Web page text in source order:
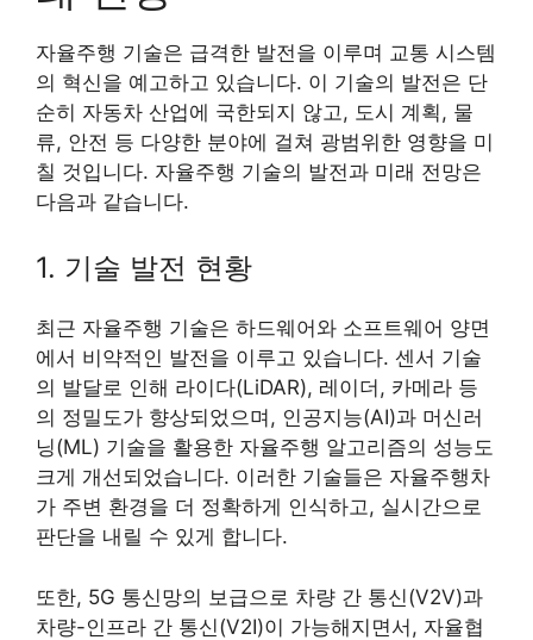
자율주행 기술은 급격한 발전을 이루며 교통 시스템
의 혁신을 예고하고 있습니다. 이 기술의 발전은 단
순히 자동차 산업에 국한되지 않고, 도시 계획, 물
류, 안전 등 다양한 분야에 걸쳐 광범위한 영향을 미
칠 것입니다. 자율주행 기술의 발전과 미래 전망은
다음과 같습니다.
1. 기술 발전 현황
최근 자율주행 기술은 하드웨어와 소프트웨어 양면
에서 비약적인 발전을 이루고 있습니다. 센서 기술
의 발달로 인해 라이다(LiDAR), 레이더, 카메라 등
의 정밀도가 향상되었으며, 인공지능(AI)과 머신러
닝(ML) 기술을 활용한 자율주행 알고리즘의 성능도
크게 개선되었습니다. 이러한 기술들은 자율주행차
가 주변 환경을 더 정확하게 인식하고, 실시간으로
판단을 내릴 수 있게 합니다.
또한, 5G 통신망의 보급으로 차량 간 통신(V2V)과
차량-인프라 간 통신(V2I)이 가능해지면서, 자율협